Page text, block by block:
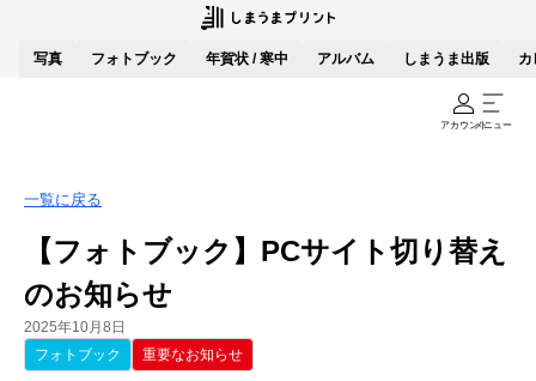
写真 フォトブック 年賀状 / 寒中 アルバム しまうま出版 カ
アカウントメニュー
一覧に戻る
【フォトブック】PCサイト切り替え
のお知らせ
2025年10月8日
フォトブック
重要なお知らせ